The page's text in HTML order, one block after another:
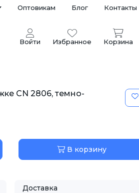
Оптовикам Блог Контакты
Войти Избранное Корзина
CN 2806, темно-
В корзину
Доставка